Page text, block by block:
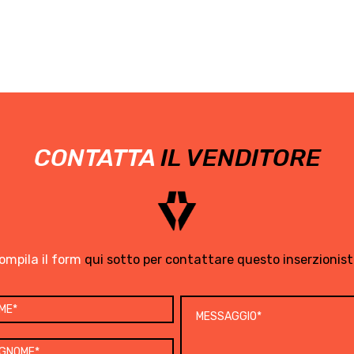
CONTATTA IL VENDITORE
il form qui sotto per contattare questo